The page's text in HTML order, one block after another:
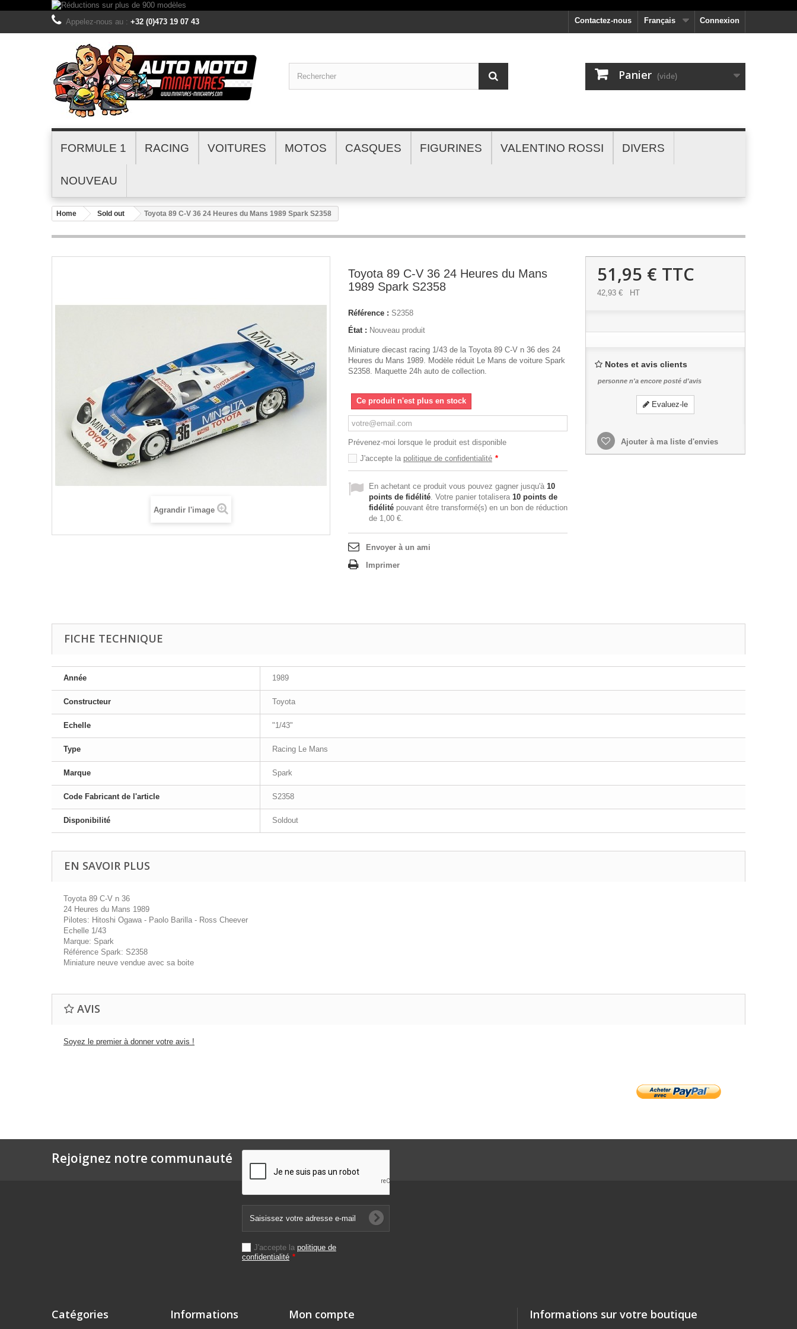
Connexion
Français
Contactez-nous
Appelez-nous au : +32 (0)473 19 07 43
Panier (vide)
FORMULE 1 RACING VOITURES MOTOS CASQUES FIGURINES VALENTINO ROSSI DIVERS
NOUVEAU
Home Sold out Toyota 89 C-V 36 24 Heures du Mans 1989 Spark S2358
Agrandir l'image
Toyota 89 C-V 36 24 Heures du Mans
1989 Spark S2358
Référence : S2358
État : Nouveau produit
Miniature diecast racing 1/43 de la Toyota 89 C-V n 36 des 24
Heures du Mans 1989. Modèle réduit Le Mans de voiture Spark
S2358. Maquette 24h auto de collection.
Ce produit n'est plus en stock
Prévenez-moi lorsque le produit est disponible
J'accepte la politique de confidentialité *
En achetant ce produit vous pouvez gagner jusqu'à 10
points de fidélité. Votre panier totalisera 10 points de
fidélité pouvant être transformé(s) en un bon de réduction
de 1,00 €.
Envoyer à un ami
Imprimer
51,95 € TTC
42,93 € HT
Notes et avis clients
personne n'a encore posté d'avis
Evaluez-le
Ajouter à ma liste d'envies
FICHE TECHNIQUE
Année 1989
Constructeur Toyota
Echelle "1/43"
Type Racing Le Mans
Marque Spark
Code Fabricant de l'article S2358
Disponibilité Soldout
EN SAVOIR PLUS
Toyota 89 C-V n 36
24 Heures du Mans 1989
Pilotes: Hitoshi Ogawa - Paolo Barilla - Ross Cheever
Echelle 1/43
Marque: Spark
Référence Spark: S2358
Miniature neuve vendue avec sa boite
AVIS
Soyez le premier à donner votre avis !
Rejoignez notre communauté
J'accepte la politique de
confidentialité *
Catégories Informations Mon compte Informations sur votre boutique